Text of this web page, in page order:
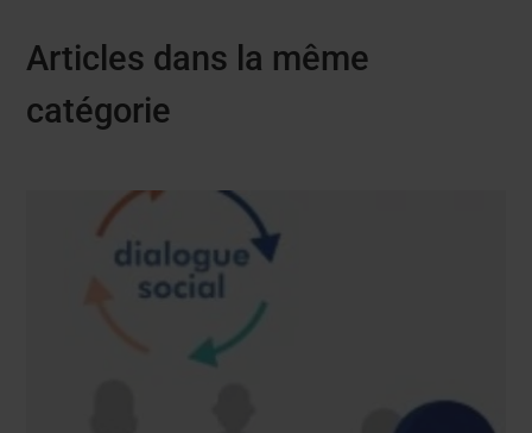
Articles dans la même
catégorie